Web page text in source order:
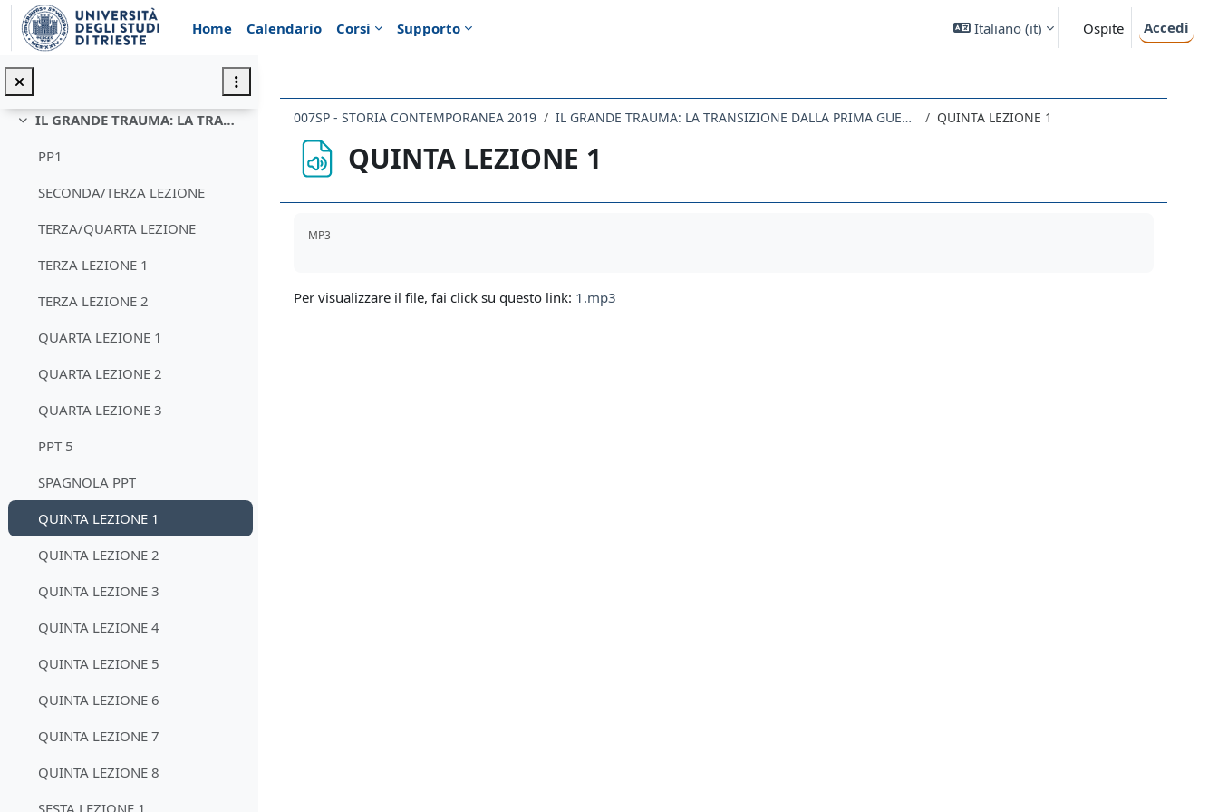
Vai al contenuto principale
Home
Calendario Corsi Supporto Italiano ‎(it)‎ Ospite Accedi
SECONDA LEZIONE
SECONDA LEZIONE PPT
Minimizza
IL GRANDE TRAUMA: LA TRANSIZIONE DALLA PRIMA GUERRA MONDIALE ALLA PACE
PP1
SECONDA/TERZA LEZIONE
TERZA/QUARTA LEZIONE
TERZA LEZIONE 1
TERZA LEZIONE 2
QUARTA LEZIONE 1
QUARTA LEZIONE 2
QUARTA LEZIONE 3
PPT 5
SPAGNOLA PPT
QUINTA LEZIONE 1
QUINTA LEZIONE 2
QUINTA LEZIONE 3
QUINTA LEZIONE 4
QUINTA LEZIONE 5
QUINTA LEZIONE 6
QUINTA LEZIONE 7
QUINTA LEZIONE 8
007SP - STORIA CONTEMPORANEA 2019 IL GRANDE TRAUMA: LA TRANSIZIONE DALLA PRIMA GUERRA MONDIALE ALLA PACE QUINTA LEZIONE 1
QUINTA LEZIONE 1
MP3
Per visualizzare il file, fai click su questo link: 1.mp3